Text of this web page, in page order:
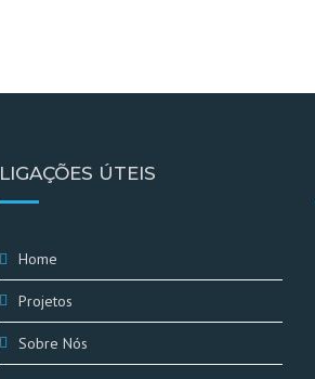
LIGAÇÕES ÚTEIS
Home
Projetos
Sobre Nós